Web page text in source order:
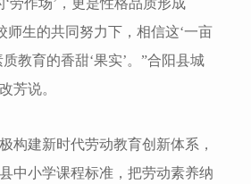
劳作场’，更是性格品质形成
师生的共同努力下，相信这‘一亩
教育的香甜‘果实’。”合阳县城
芳说。
构建新时代劳动教育创新体系，
中小学课程标准，把劳动素养纳